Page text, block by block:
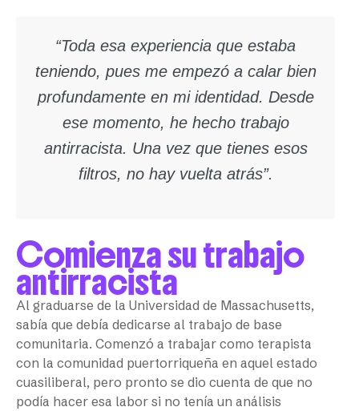
“Toda esa experiencia que estaba
teniendo, pues me empezó a calar bien
profundamente en mi identidad. Desde
ese momento, he hecho trabajo
antirracista. Una vez que tienes esos
filtros, no hay vuelta atrás”.
Comienza su trabajo
antirracista
Al graduarse de la Universidad de Massachusetts,
sabía que debía dedicarse al trabajo de base
comunitaria. Comenzó a trabajar como terapista
con la comunidad puertorriqueña en aquel estado
cuasiliberal, pero pronto se dio cuenta de que no
podía hacer esa labor si no tenía un análisis